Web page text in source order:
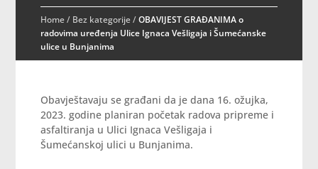
Home/ Bez kategorije/OBAVIJEST GRAĐANIMA o
radovima uređenja Ulice Ignaca Vešligaja i Šumećanske
ulice u Bunjanima
Obavještavaju se građani da je dana 16. ožujka,
2023. godine planiran početak radova pripreme i
asfaltiranja u Ulici Ignaca Vešligaja i
Šumećanskoj ulici u Bunjanima.